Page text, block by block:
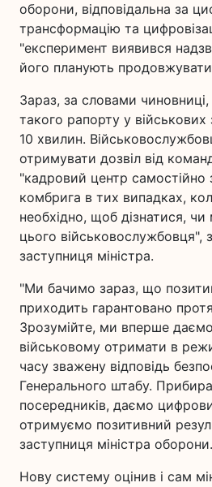
оборони, відповідальна за
трансформацію та
"експеримент виявився
його планують
Зараз, за словами
такого рапорту у
10 хвилин.
отримувати дозвіл від
"кадровий центр самостійно
комбрига в тих випадках,
необхідно, щоб дізнатися, чи
цього військовослужбовця",
заступниця міністра.
"Ми бачимо зараз, що
приходить гарантовано
Зрозумійте, ми вперше
військовому отримати в
часу зважену відповідь
Генерального штабу.
посередників, даємо
отримуємо позитивний
заступниця міністра оборони.
Нову систему оцінив і сам